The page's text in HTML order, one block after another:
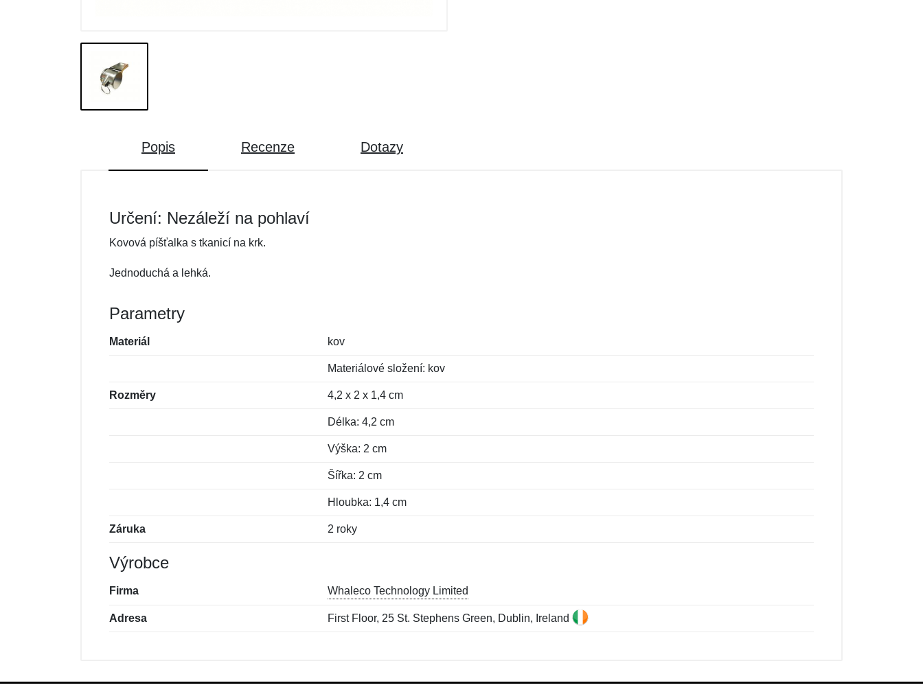
Popis Recenze Dotazy
Určení: Nezáleží na pohlaví
Kovová píšťalka s tkanicí na krk.
Jednoduchá a lehká.
Parametry
Materiál kov
Materiálové složení: kov
Rozměry 4,2 x 2 x 1,4 cm
Délka: 4,2 cm
Výška: 2 cm
Šířka: 2 cm
Hloubka: 1,4 cm
Záruka 2 roky
Výrobce
Firma Whaleco Technology Limited
Adresa First Floor, 25 St. Stephens Green, Dublin, Ireland